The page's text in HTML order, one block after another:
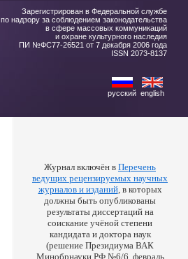
Зарегистрирован в Федеральной службе
по надзору за соблюдением законодательства
в сфере массовых коммуникаций
и охране культурного наследия
ПИ №ФС77-26521 от 7 декабря 2006 года
ISSN 2073-8137
русский english
Журнал включён в Перечень
ведущих рецензируемых научных
журналов и изданий, в которых
должны быть опубликованы
результаты диссертаций на
соискание учёной степени
кандидата и доктора наук
(решение Президиума ВАК
Минобрнауки РФ №6/6, февраль